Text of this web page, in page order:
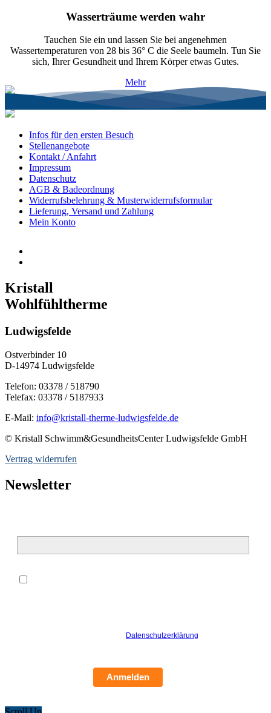
Wasserträume werden wahr
Tauchen Sie ein und lassen Sie bei angenehmen
Wassertemperaturen von 28 bis 36° C die Seele baumeln. Tun Sie
sich, Ihrer Gesundheit und Ihrem Körper etwas Gutes.
Mehr
Infos für den ersten Besuch
Stellenangebote
Kontakt / Anfahrt
Impressum
Datenschutz
AGB & Badeordnung
Widerrufsbelehrung & Musterwiderrufsformular
Lieferung, Versand und Zahlung
Mein Konto
Kristall
Wohlfühltherme
Ludwigsfelde
Ostverbinder 10
D-14974 Ludwigsfelde
Telefon: 03378 / 518790
Telefax: 03378 / 5187933
E-Mail: info@kristall-therme-ludwigsfelde.de
© Kristall Schwimm&GesundheitsCenter Ludwigsfelde GmbH
Vertrag widerrufen
Newsletter
Datenschutzerklärung
Anmelden